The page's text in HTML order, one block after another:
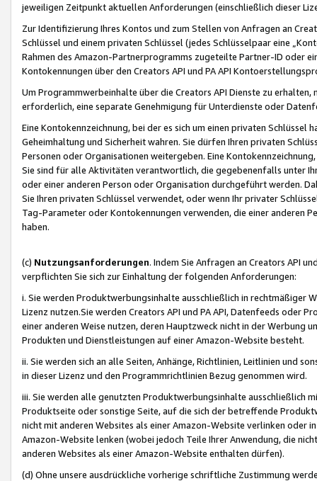
jeweiligen Zeitpunkt aktuellen Anforderungen (einschließlich dieser
Zur Identifizierung Ihres Kontos und zum Stellen von Anfragen an
Schlüssel und einem privaten Schlüssel (jedes Schlüsselpaar eine
Rahmen des Amazon-Partnerprogramms zugeteilte Partner-ID oder
Kontokennungen über den Creators API und PA API
Um Programmwerbeinhalte über die Creators API Dienste zu
erforderlich, eine separate Genehmigung für Unterdienste oder
Eine Kontokennzeichnung, bei der es sich um einen privaten
Geheimhaltung und Sicherheit wahren. Sie dürfen Ihren privaten
Personen oder Organisationen weitergeben. Eine
Sie sind für alle Aktivitäten verantwortlich, die gegebenenfalls unter
oder einer anderen Person oder Organisation durchgeführt werden.
Sie Ihren privaten Schlüssel verwendet, oder wenn Ihr privater
Tag-Parameter oder Kontokennungen verwenden, die einer anderen
haben.
(c) Nutzungsanforderungen. Indem Sie Anfragen an Creators API
verpflichten Sie sich zur Einhaltung der folgenden Anforderungen:
i. Sie werden Produktwerbungsinhalte ausschließlich in rechtmäßiger
Lizenz nutzen.Sie werden Creators API und PA API, Datenfeeds oder
einer anderen Weise nutzen, deren Hauptzweck nicht in der Werbung
Produkten und Dienstleistungen auf einer Amazon-Website besteht.
ii. Sie werden sich an alle Seiten, Anhänge, Richtlinien, Leitlinien und
in dieser Lizenz und den Programmrichtlinien Bezug genommen wird.
iii. Sie werden alle genutzten Produktwerbungsinhalte ausschließlich
Produktseite oder sonstige Seite, auf die sich der betreffende
nicht mit anderen Websites als einer Amazon-Website verlinken oder
Amazon-Website lenken (wobei jedoch Teile Ihrer Anwendung, die
anderen Websites als einer Amazon-Website enthalten dürfen).
(d) Ohne unsere ausdrückliche vorherige schriftliche Zustimmung